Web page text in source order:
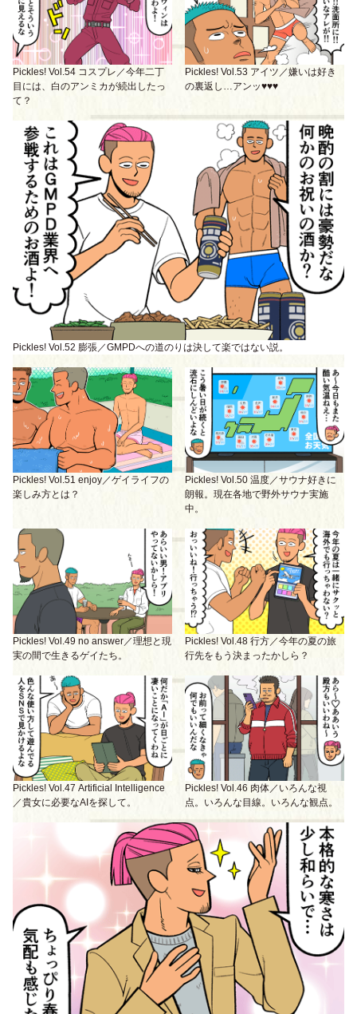
Pickles! Vol.54 コスプレ／今年二丁
目には、白のアンミカが続出したっ
て？
Pickles! Vol.53 アイツ／嫌いは好き
の裏返し…アンッ♥♥♥
Pickles! Vol.52 膨張／GMPDへの道のりは決して楽ではない説。
Pickles! Vol.51 enjoy／ゲイライフの
楽しみ方とは？
Pickles! Vol.50 温度／サウナ好きに
朗報。現在各地で野外サウナ実施
中。
Pickles! Vol.49 no answer／理想と現
実の間で生きるゲイたち。
Pickles! Vol.48 行方／今年の夏の旅
行先をもう決まったかしら？
Pickles! Vol.47 Artificial Intelligence
／貴女に必要なAIを探して。
Pickles! Vol.46 肉体／いろんな視
点。いろんな目線。いろんな観点。